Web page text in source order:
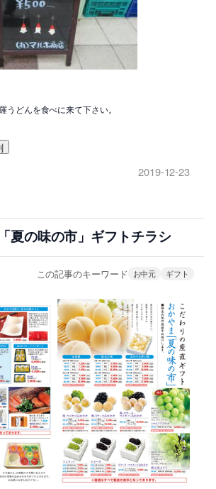
うどんを食べに来て下さい。
2019-12-23
夏の味の市」ギフトチラシ
この記事のキーワード お中元 ギフト